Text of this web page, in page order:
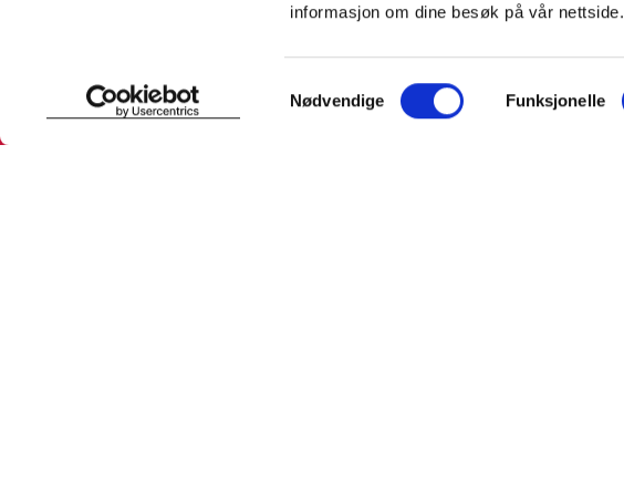
informasjon om dine besøk på vår nettside.
Nødvendige Funksjonelle
SNARVEIER INFORMASJON